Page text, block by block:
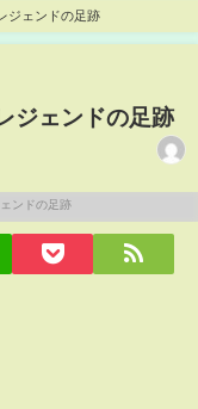
ジェンドの足跡
ジェンドの足跡